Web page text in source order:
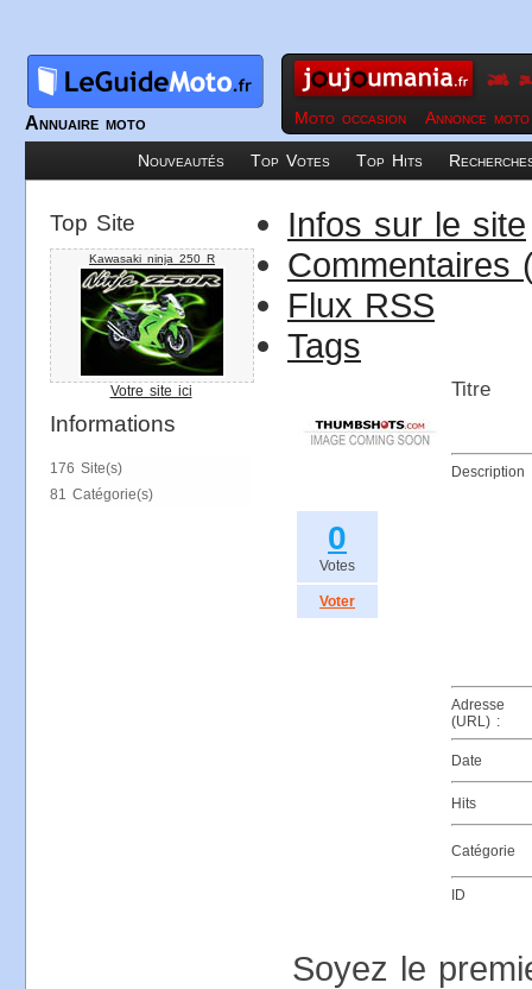
Annuaire moto Moto occasion Annonce moto
Nouveautés Top Votes Top Hits
Top Site
Kawasaki ninja 250 R
Votre site ici
Informations
176 Site(s)
81 Catégorie(s)
Infos sur le site
Commentaires
Flux RSS
Tags
0
Votes
Voter
Titre
Description
Adresse
(URL) :
Date
Hits
Catégorie
ID
Soyez le